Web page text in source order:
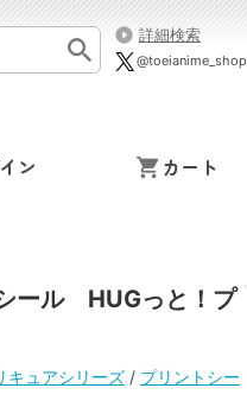
詳細検索
@toeianime_shop
ン カート
ール HUGっと！プ
キュアシリーズ / プリントシー